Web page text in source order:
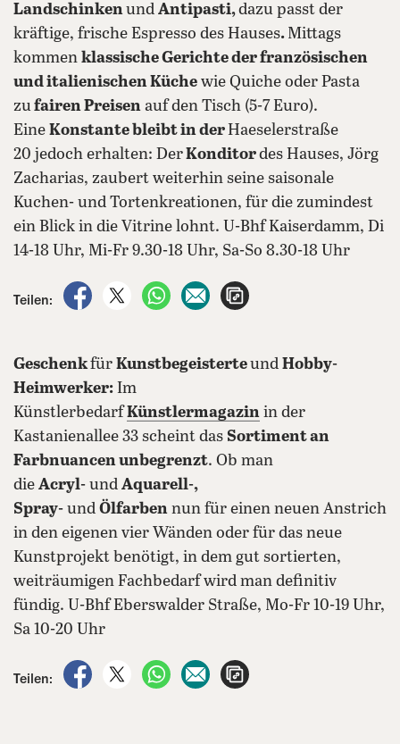
Landschinkenund Antipasti,dazu passt der
kräftige, frische Espresso des Hauses. Mittags
kommen klassische Gerichte der französischen
und italienischen Küche wie Quiche oder Pasta
zufairen Preisen auf den Tisch (5-7 Euro).
Eine Konstante bleibt in derHaeselerstraße
20 jedoch erhalten: DerKonditordes Hauses, Jörg
Zacharias, zaubert weiterhin seine saisonale
Kuchen- und Tortenkreationen, für die zumindest
ein Blick in die Vitrine lohnt. U-Bhf Kaiserdamm, Di
14-18 Uhr, Mi-Fr 9.30-18 Uhr, Sa-So 8.30-18 Uhr
Teilen:
auf Facebook teilen
auf X teilenper WhatsApp teilen
per E-Mail teilen
Geschenkfür Kunstbegeisterteund Hobby-
Heimwerker: Im
KünstlerbedarfKünstlermagazin in der
Kastanienallee 33 scheint das Sortiment an
Farbnuancen unbegrenzt. Ob man
die Acryl- und Aquarell-,
Spray- und Ölfarben nun für einen neuen Anstrich
in den eigenen vier Wänden oder für das neue
Kunstprojekt benötigt, in dem gut sortierten,
weiträumigen Fachbedarf wird man definitiv
fündig. U-Bhf Eberswalder Straße, Mo-Fr 10-19 Uhr,
Sa 10-20 Uhr
Teilen:
auf Facebook teilen
auf X teilenper WhatsApp teilen
per E-Mail teilen